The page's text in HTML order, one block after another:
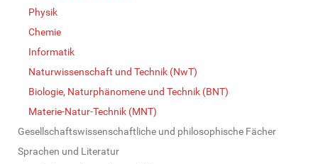
Physik
Chemie
Informatik
Naturwissenschaft und Technik (NwT)
Biologie, Naturphänomene und Technik (BNT)
Materie-Natur-Technik (MNT)
Gesellschaftswissenschaftliche und philosophische Fächer
Sprachen und Literatur